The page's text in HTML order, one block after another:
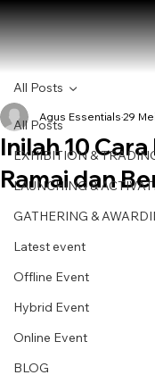
All Posts
EXHIBITION &
LAUNCHING &
GATHERING &
Latest event
Offline Event
Hybrid Event
Online Event
BLOG
All Posts
Inilah 10
Ramai dan
Agus Essentials 29 Mei